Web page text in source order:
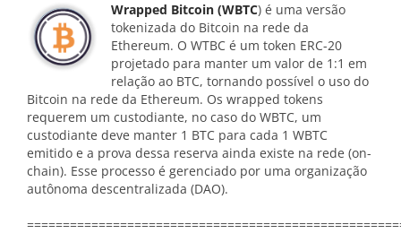
Wrapped Bitcoin (WBTC) é uma versão
tokenizada do Bitcoin na rede da
Ethereum. O WTBC é um token ERC-20
projetado para manter um valor de 1:1 em
relação ao BTC, tornando possível o uso do
Bitcoin na rede da Ethereum. Os wrapped tokens
requerem um custodiante, no caso do WBTC, um
custodiante deve manter 1 BTC para cada 1 WBTC
emitido e a prova dessa reserva ainda existe na rede (on-
chain). Esse processo é gerenciado por uma organização
autônoma descentralizada (DAO).